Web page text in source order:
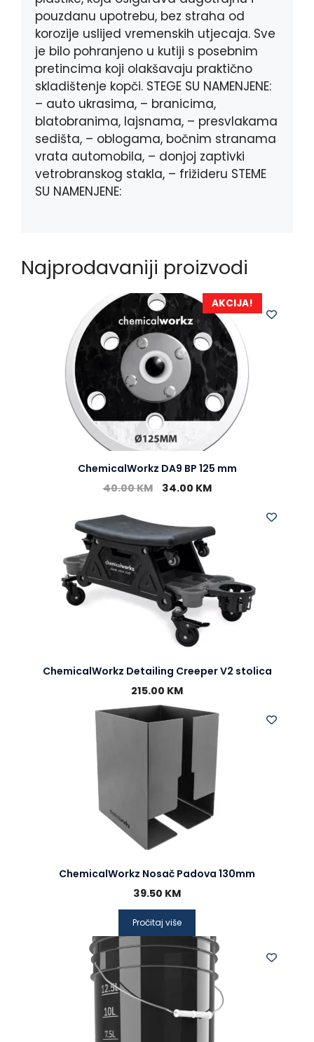
pouzdanu upotrebu, bez straha od
korozije uslijed vremenskih utjecaja. Sve
je bilo pohranjeno u kutiji s posebnim
pretincima koji olakšavaju praktično
skladištenje kopči. STEGE SU NAMENJENE:
– auto ukrasima, – branicima,
blatobranima, lajsnama, – presvlakama
sedišta, – oblogama, bočnim stranama
vrata automobila, – donjoj zaptivki
vetrobranskog stakla, – frižideru STEME
SU NAMENJENE:
Najprodavaniji proizvodi
AKCIJA!
ChemicalWorkz DA9 BP 125 mm
40.00KM 34.00 KM
ChemicalWorkz Detailing Creeper V2 stolica
215.00 KM
ChemicalWorkz Nosač Padova 130mm
39.50 KM
Pročitaj više